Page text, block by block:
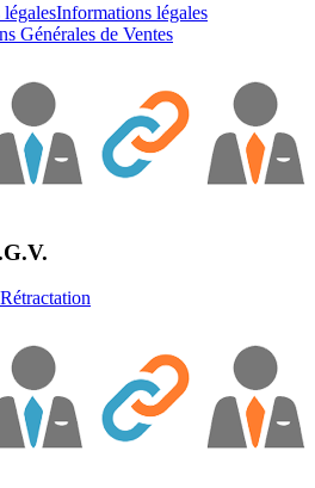
Informations légales
Générales de Ventes